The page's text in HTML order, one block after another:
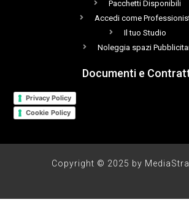
Pacchetti Disponibili
Accedi come
Il tuo Studio
Noleggia spazi
Documenti e
Privacy Policy
Cookie Policy
Copyright © 2025 by